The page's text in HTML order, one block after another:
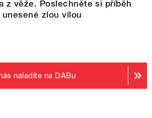
z věže. Poslechněte si příběh
unesené zlou vílou
naladíte na DABu